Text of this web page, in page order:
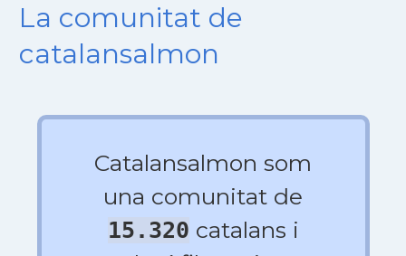
La comunitat de
catalansalmon
Catalansalmon som
una comunitat de
15.320 catalans i